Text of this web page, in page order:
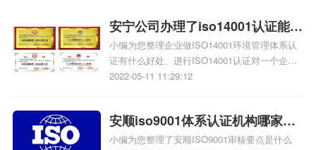
安宁公司办理了iso14001认证能带
来什么好处
小编为您整理企业做ISO14001环境管理体系认
证有什么好处、进行ISO14001认证对一个企业
有什么好处、企业做ISO14001环境管理体系认
好处是什么相关iso质量认证知识，详情可查看
下方正文！
2022-05-11 11:29:12
安顺iso9001体系认证机构哪家
好，安顺办理iso9001体系认证的
小编为您整理了安顺ISO9001审核要点是什么